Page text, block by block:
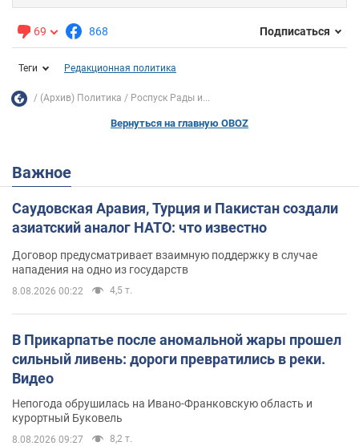
69 868 Подписаться
Теги Редакционная политика
(Архив) Политика Роспуск Рады и...
Вернуться на главную OBOZ
Важное
Саудовская Аравия, Турция и Пакистан создали
азиатский аналог НАТО: что известно
Договор предусматривает взаимную поддержку в случае
нападения на одно из государств
8.08.2026 00:22 4,5 т.
В Прикарпатье после аномальной жары прошел
сильный ливень: дороги превратились в реки.
Видео
Непогода обрушилась на Ивано-Франковскую область и
курортный Буковель
8.08.2026 09:27 8,2 т.